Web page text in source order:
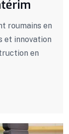
roumains en
et innovation
en